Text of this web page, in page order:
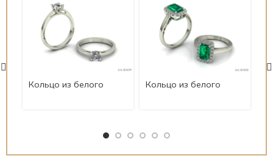
Кольцо из белого
Кольцо из белого